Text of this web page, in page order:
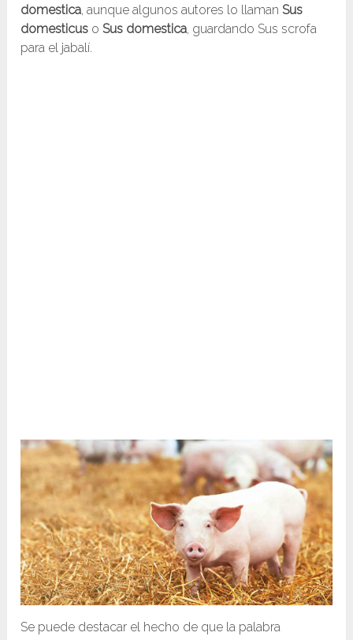
domestica, aunque algunos autores lo llamanSus
domesticus oSus domestica, guardando Sus scrofa
para el jabalí.
Se puede destacar el hecho de que la palabra